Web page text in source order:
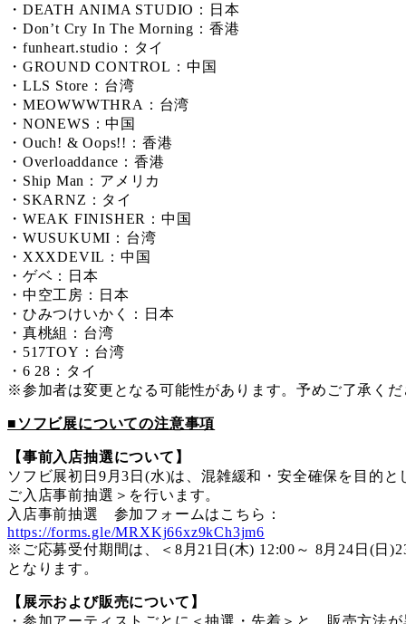
・DEATH ANIMA STUDIO：日本
・Don’t Cry In The Morning：香港
・funheart.studio：タイ
・GROUND CONTROL：中国
・LLS Store：台湾
・MEOWWWTHRA：台湾
・NONEWS：中国
・Ouch! & Oops!!：香港
・Overloaddance：香港
・Ship Man：アメリカ
・SKARNZ：タイ
・WEAK FINISHER：中国
・WUSUKUMI：台湾
・XXXDEVIL：中国
・ゲベ：日本
・中空工房：日本
・ひみつけいかく：日本
・真桃組：台湾
・517TOY：台湾
・6 28：タイ
※参加者は変更となる可能性があります。予めご了承くだ
■ソフビ展についての注意事項
【事前入店抽選について】
ソフビ展初日9月3日(水)は、混雑緩和・安全確保を目的と
ご入店事前抽選＞を行います。
入店事前抽選 参加フォームはこちら：
https://forms.gle/MRXKj66xz9kCh3jm6
※ご応募受付期間は、＜8月21日(木) 12:00～ 8月24日(日
となります。
【展示および販売について】